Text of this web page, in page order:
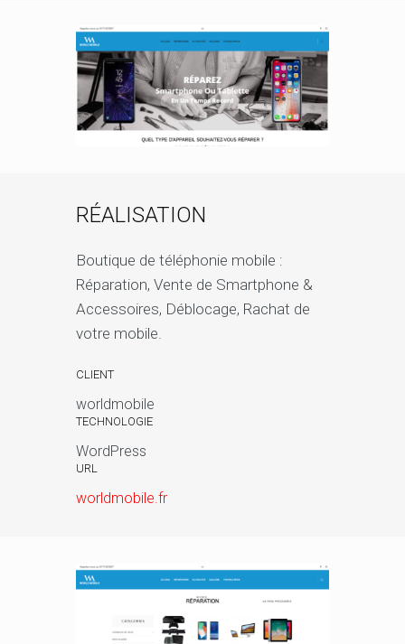
RÉALISATION
Boutique de téléphonie mobile :
Réparation, Vente de Smartphone &
Accessoires, Déblocage, Rachat de
votre mobile.
CLIENT
worldmobile
TECHNOLOGIE
WordPress
URL
worldmobile.fr